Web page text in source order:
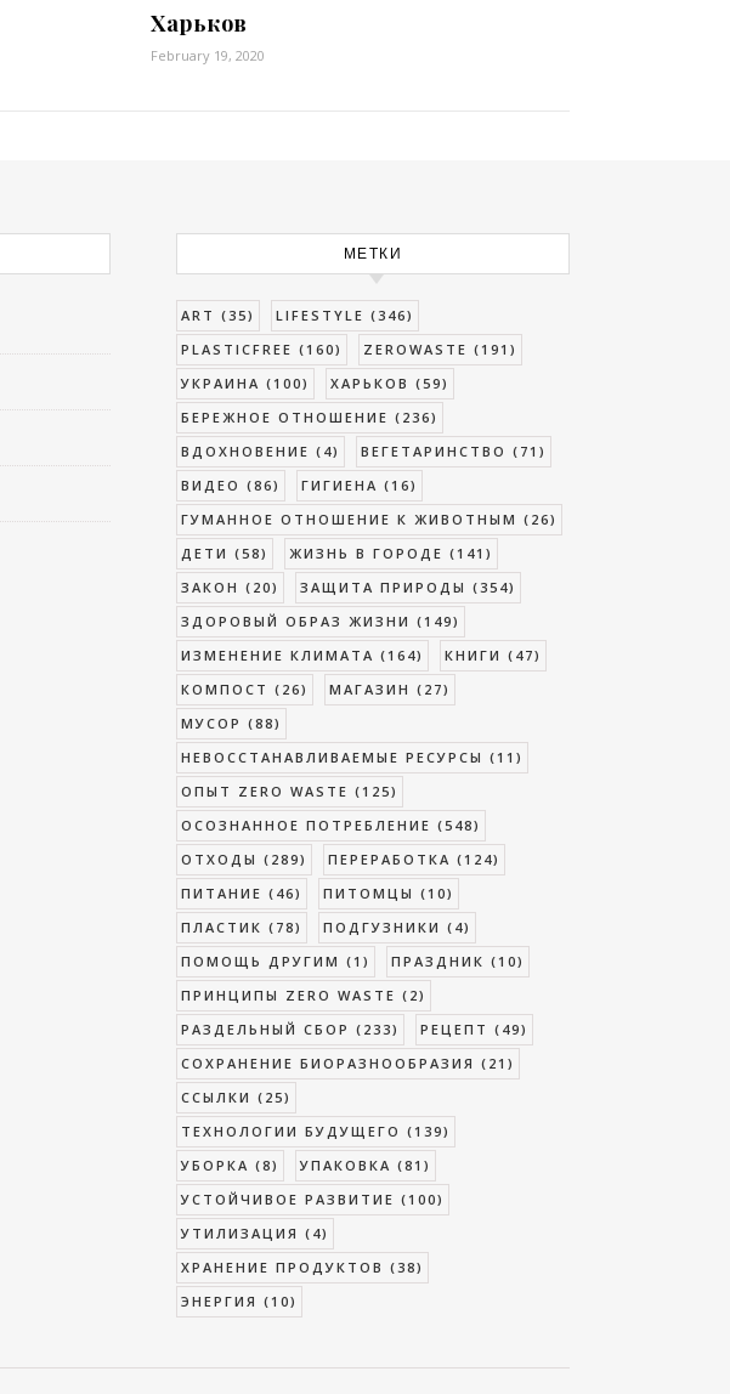
Харьков
February 19, 2020
МЕТКИ
ART (35) LIFESTYLE (346)
PLASTICFREE (160) ZEROWASTE (191)
УКРАИНА (100) ХАРЬКОВ (59)
БЕРЕЖНОЕ ОТНОШЕНИЕ (236)
ВДОХНОВЕНИЕ (4) ВЕГЕТАРИНСТВО (71)
ВИДЕО (86) ГИГИЕНА (16)
ГУМАННОЕ ОТНОШЕНИЕ К ЖИВОТНЫМ (26)
ДЕТИ (58) ЖИЗНЬ В ГОРОДЕ (141)
ЗАКОН (20) ЗАЩИТА ПРИРОДЫ (354)
ЗДОРОВЫЙ ОБРАЗ ЖИЗНИ (149)
ИЗМЕНЕНИЕ КЛИМАТА (164) КНИГИ (47)
КОМПОСТ (26) МАГАЗИН (27)
МУСОР (88)
НЕВОССТАНАВЛИВАЕМЫЕ РЕСУРСЫ (11)
ОПЫТ ZERO WASTE (125)
ОСОЗНАННОЕ ПОТРЕБЛЕНИЕ (548)
ОТХОДЫ (289) ПЕРЕРАБОТКА (124)
ПИТАНИЕ (46) ПИТОМЦЫ (10)
ПЛАСТИК (78) ПОДГУЗНИКИ (4)
ПОМОЩЬ ДРУГИМ (1) ПРАЗДНИК (10)
ПРИНЦИПЫ ZERO WASTE (2)
РАЗДЕЛЬНЫЙ СБОР (233) РЕЦЕПТ (49)
СОХРАНЕНИЕ БИОРАЗНООБРАЗИЯ (21)
ССЫЛКИ (25)
ТЕХНОЛОГИИ БУДУЩЕГО (139)
УБОРКА (8) УПАКОВКА (81)
УСТОЙЧИВОЕ РАЗВИТИЕ (100)
УТИЛИЗАЦИЯ (4)
ХРАНЕНИЕ ПРОДУКТОВ (38)
ЭНЕРГИЯ (10)